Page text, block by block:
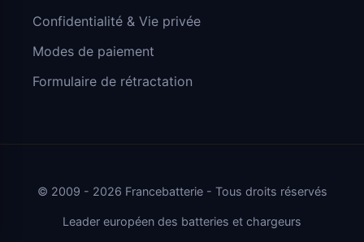
Confidentialité & Vie privée
Modes de paiement
Formulaire de rétractation
© 2009 - 2026 Francebatterie - Tous droits réservés
Leader européen des batteries et chargeurs